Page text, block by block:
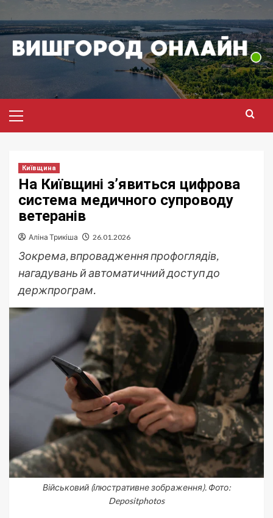
до
вмісту
меню
Київщина
На Київщині з’явиться цифрова
система медичного супроводу
ветеранів
Аліна Трикіша 26.01.2026
Зокрема, впровадження профоглядів,
нагадувань й автоматичний доступ до
держпрограм.
Військовий (ілюстративне зображення). Фото:
Depositphotos